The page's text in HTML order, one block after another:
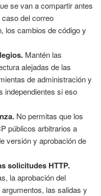
se van a compartir antes
del correo
los cambios de código y
Mantén las
alejadas de las
de administración y
independientes si eso
No permitas que los
públicos arbitrarios a
versión y aprobación de
solicitudes HTTP.
la aprobación del
las salidas y